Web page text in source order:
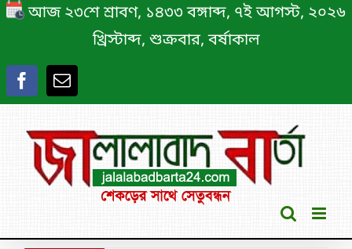
Skip
content
আজ ২৩শে শ্রাবণ, ১৪৩৩ বঙ্গাব্দ, ৭ই আগস্ট, ২০২৬
খ্রিস্টাব্দ, শুক্রবার, বর্ষাকাল